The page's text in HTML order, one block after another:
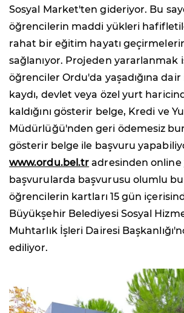
Sosyal Market'ten gideriyor. Bu
öğrencilerin maddi yükleri
rahat bir eğitim hayatı
sağlanıyor. Projeden yararlanmak
öğrenciler Ordu'da yaşadığına
kaydı, devlet veya özel yurt
kaldığını gösterir belge, Kredi ve
Müdürlüğü'nden geri ödemesiz burs
gösterir belge ile başvuru
www.ordu.bel.tr adresinden online
başvurularda başvurusu olumlu
öğrencilerin kartları 15 gün
Büyükşehir Belediyesi Sosyal
Muhtarlık İşleri Dairesi
ediliyor.